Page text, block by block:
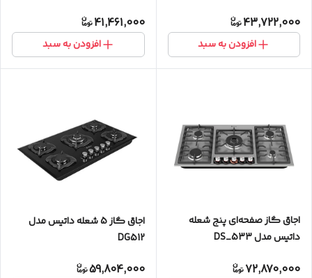
43,722,000
افزودن به سبد
41,461,000
افزودن به سبد
اجاق گاز صفحه‌ای پنج شعله
داتیس مدل DS_533
72,870,000
اجاق گاز 5 شعله داتیس مدل
DG512
59,804,000